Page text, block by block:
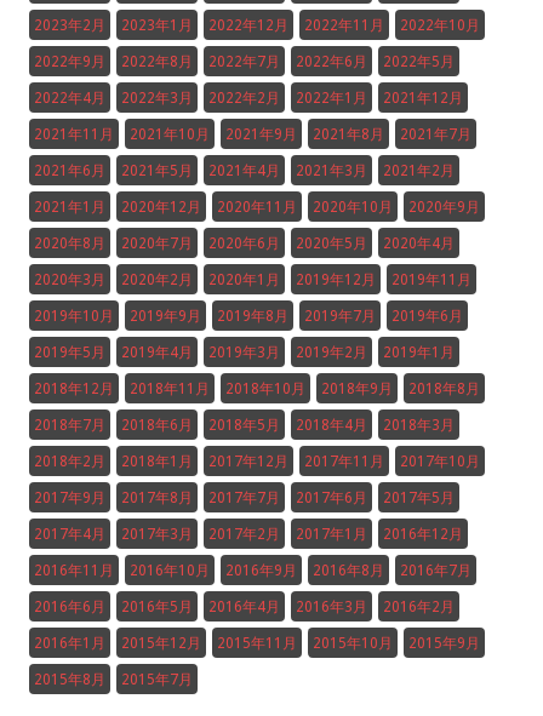
2023年2月 2023年1月 2022年12月 2022年11月 2022年10月
2022年9月 2022年8月 2022年7月 2022年6月 2022年5月
2022年4月 2022年3月 2022年2月 2022年1月 2021年12月
2021年11月 2021年10月 2021年9月 2021年8月 2021年7月
2021年6月 2021年5月 2021年4月 2021年3月 2021年2月
2021年1月 2020年12月 2020年11月 2020年10月 2020年9月
2020年8月 2020年7月 2020年6月 2020年5月 2020年4月
2020年3月 2020年2月 2020年1月 2019年12月 2019年11月
2019年10月 2019年9月 2019年8月 2019年7月 2019年6月
2019年5月 2019年4月 2019年3月 2019年2月 2019年1月
2018年12月 2018年11月 2018年10月 2018年9月 2018年8月
2018年7月 2018年6月 2018年5月 2018年4月 2018年3月
2018年2月 2018年1月 2017年12月 2017年11月 2017年10月
2017年9月 2017年8月 2017年7月 2017年6月 2017年5月
2017年4月 2017年3月 2017年2月 2017年1月 2016年12月
2016年11月 2016年10月 2016年9月 2016年8月 2016年7月
2016年6月 2016年5月 2016年4月 2016年3月 2016年2月
2016年1月 2015年12月 2015年11月 2015年10月 2015年9月
2015年8月 2015年7月